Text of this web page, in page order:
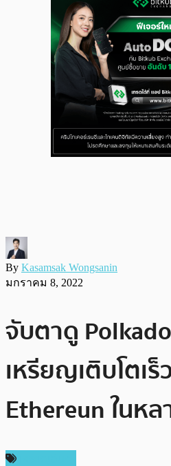
By Kasamsak Wongsanin
มกราคม 8, 2022
จับตาดู
เหรียญเติบโตเร็
Ethereun ในห